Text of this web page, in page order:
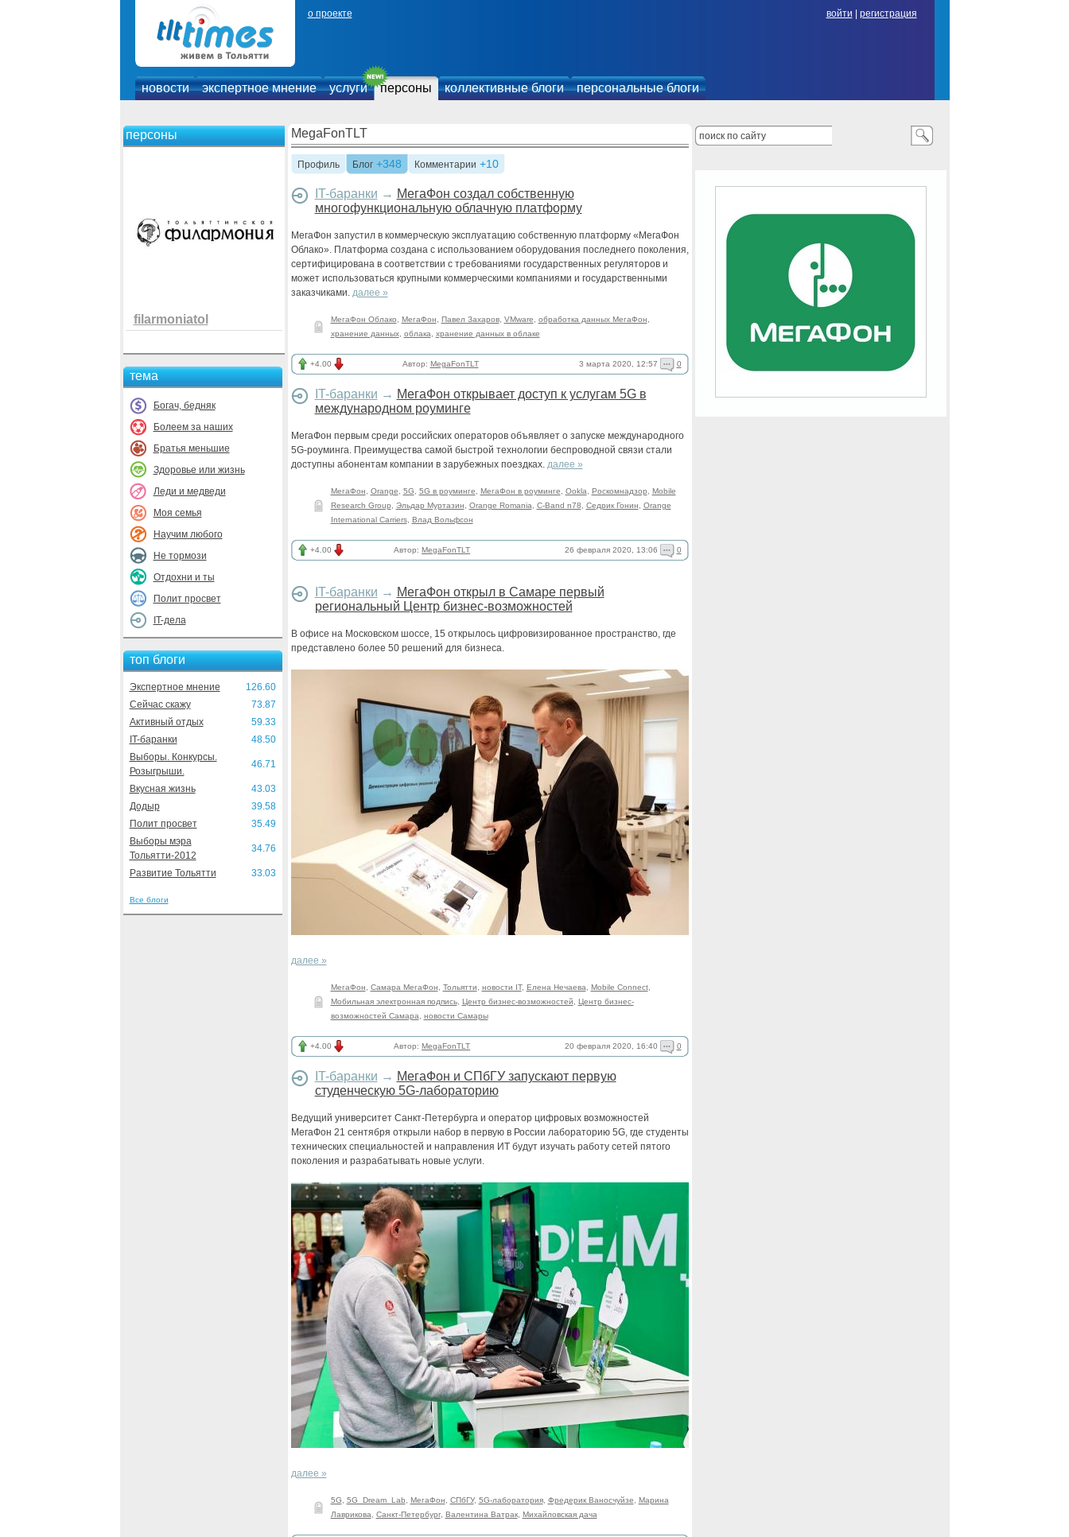
о проекте войти регистрация
новости экспертное мнение услуги персоны коллективные блоги персональные блоги
персоны
filarmoniatol
тема
Богач, бедняк
Болеем за наших
Братья меньшие
Здоровье или жизнь
Леди и медведи
Моя семья
Научим любого
Не тормози
Отдохни и ты
Полит просвет
IT-дела
топ блоги
Экспертное мнение
126.60
Сейчас скажу
73.87
Активный отдых
59.33
IT-баранки
48.50
Выборы. Конкурсы.
Розыгрыши.
46.71
Вкусная жизнь
43.03
Додыр
39.58
Полит просвет
35.49
Выборы мэра
Тольятти-2012
34.76
Развитие Тольятти 33.03
Все блоги
MegaFonTLT
Профиль Блог +348 Комментарии +10
IT-баранки → МегаФон создал собственную
многофункциональную облачную платформу
МегаФон запустил в коммерческую эксплуатацию собственную платформу «МегаФон
Облако». Платформа создана с использованием оборудования последнего поколения,
сертифицирована в соответствии с требованиями государственных регуляторов и
может использоваться крупными коммерческими компаниями и государственными
заказчиками. далее »
МегаФон Облако МегаФон Павел Захаров, VMware обработка данных МегаФон
хранение данных, облака хранение данных в облаке
+4.00 Автор: MegaFonTLT 3 марта 2020, 12:57 0
IT-баранки → МегаФон открывает доступ к услугам 5G в
международном роуминге
МегаФон первым среди российских операторов объявляет о запуске международного
5G-роуминга. Преимущества самой быстрой технологии беспроводной связи стали
доступны абонентам компании в зарубежных поездках. далее »
МегаФон Orangе 5G 5G в роуминге МегаФон в роуминге Ookla Роскомнадзор
Mobile
Research Group
Эльдар Муртазин Orange Romania C-Band n78 Седрик Гонин
Orange
International Carriers, Влад Вольфсон
+4.00 Автор: MegaFonTLT 26 февраля 2020, 13:06 0
IT-баранки → МегаФон открыл в Самаре первый
региональный Центр бизнес-возможностей
В офисе на Московском шоссе, 15 открылось цифровизированное пространство, где
представлено более 50 решений для бизнеса.
далее »
МегаФон Самара МегаФон Тольятти новости IT, Елена Нечаева Mobile Connect,
Мобильная электронная подпись, Центр бизнес-возможностей
Центр бизнес-
возможностей Самара
новости Самары
+4.00 Автор: MegaFonTLT 20 февраля 2020, 16:40 0
IT-баранки → МегаФон и СПбГУ запускают первую
студенческую 5G-лабораторию
Ведущий университет Санкт-Петербурга и оператор цифровых возможностей
МегаФон 21 сентября открыли набор в первую в России лабораторию 5G, где студенты
технических специальностей и направления ИТ будут изучать работу сетей пятого
поколения и разрабатывать новые услуги.
далее »
5G 5G_Dream_Lab МегаФон СПбГУ, 5G-лаборатория, Фредерик Ваносчуйзе
Марина
Лаврикова
Санкт-Петербург, Валентина Ватрак, Михайловская дача